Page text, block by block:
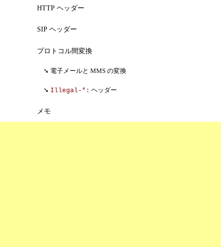
HTTP ヘッダー
SIP ヘッダー
プロトコル間変換
電子メールと MMS の変換
Illegal-*: ヘッダー
メモ